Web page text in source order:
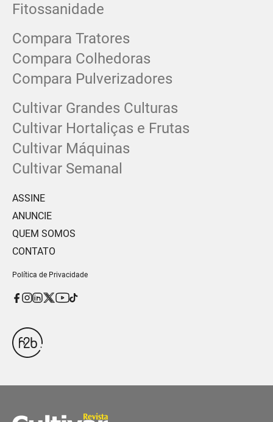
Fitossanidade
Compara Tratores
Compara Colhedoras
Compara Pulverizadores
Cultivar Grandes Culturas
Cultivar Hortaliças e Frutas
Cultivar Máquinas
Cultivar Semanal
ASSINE
ANUNCIE
QUEM SOMOS
CONTATO
Política de Privacidade